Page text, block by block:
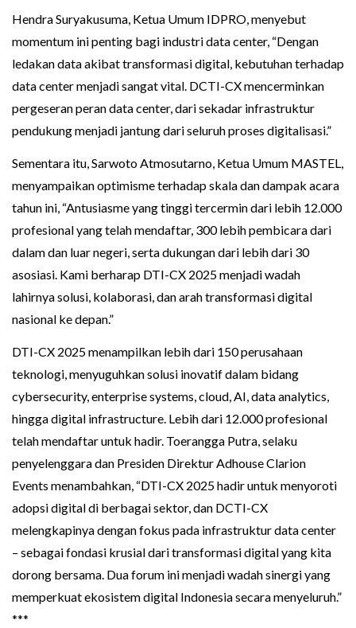
Hendra Suryakusuma, Ketua Umum IDPRO, menyebut
momentum ini penting bagi industri data center, “Dengan
ledakan data akibat transformasi digital, kebutuhan terhadap
data center menjadi sangat vital. DCTI-CX mencerminkan
pergeseran peran data center, dari sekadar infrastruktur
pendukung menjadi jantung dari seluruh proses digitalisasi.”
Sementara itu, Sarwoto Atmosutarno, Ketua Umum MASTEL,
menyampaikan optimisme terhadap skala dan dampak acara
tahun ini, “Antusiasme yang tinggi tercermin dari lebih 12.000
profesional yang telah mendaftar, 300 lebih pembicara dari
dalam dan luar negeri, serta dukungan dari lebih dari 30
asosiasi. Kami berharap DTI-CX 2025 menjadi wadah
lahirnya solusi, kolaborasi, dan arah transformasi digital
nasional ke depan.”
DTI-CX 2025 menampilkan lebih dari 150 perusahaan
teknologi, menyuguhkan solusi inovatif dalam bidang
cybersecurity, enterprise systems, cloud, AI, data analytics,
hingga digital infrastructure. Lebih dari 12.000 profesional
telah mendaftar untuk hadir. Toerangga Putra, selaku
penyelenggara dan Presiden Direktur Adhouse Clarion
Events menambahkan, “DTI-CX 2025 hadir untuk menyoroti
adopsi digital di berbagai sektor, dan DCTI-CX
melengkapinya dengan fokus pada infrastruktur data center
– sebagai fondasi krusial dari transformasi digital yang kita
dorong bersama. Dua forum ini menjadi wadah sinergi yang
memperkuat ekosistem digital Indonesia secara menyeluruh.”
***